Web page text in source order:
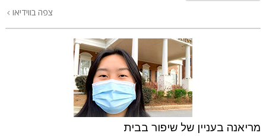
צפה בווידיאו
מריאנה בעניין של שיפור בבית